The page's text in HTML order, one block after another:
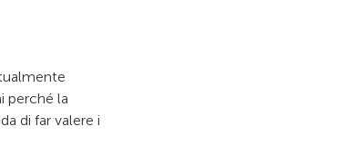
perché la
di far valere i